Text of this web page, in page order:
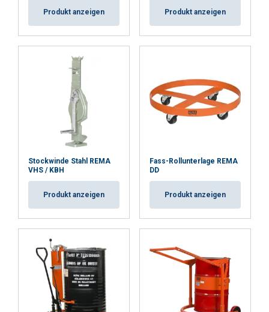
Produkt anzeigen Produkt anzeigen
Stockwinde Stahl REMA
VHS / KBH
Produkt anzeigen
Fass-Rollunterlage REMA
DD
Produkt anzeigen